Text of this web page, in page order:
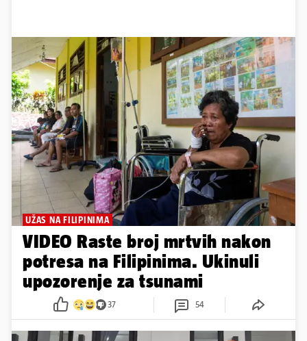
UŽAS NA FILIPINIMA
VIDEO Raste broj mrtvih nakon
potresa na Filipinima. Ukinuli
upozorenje za tsunami
37 54